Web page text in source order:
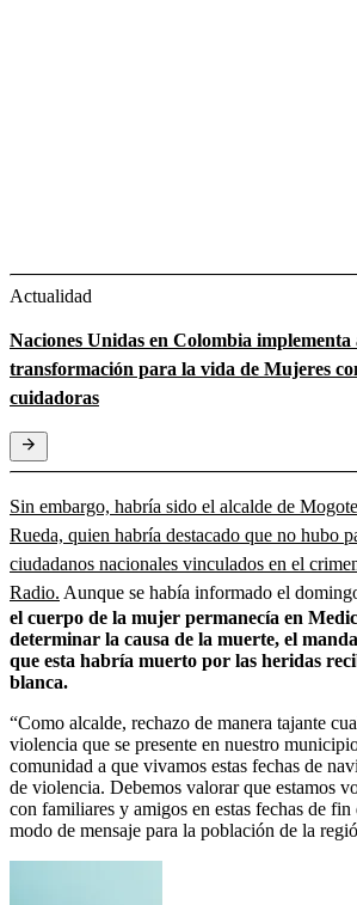
Actualidad
Naciones Unidas en Colombia implementa
transformación para la vida de Mujeres
cuidadoras
Sin embargo, habría sido el alcalde de
Rueda, quien habría destacado que no hubo
ciudadanos nacionales vinculados en el
Radio. Aunque se había informado el
el cuerpo de la mujer permanecía en
determinar la causa de la muerte, el
que esta habría muerto por las heridas
blanca.
“Como alcalde, rechazo de manera tajante
violencia que se presente en nuestro
comunidad a que vivamos estas fechas de
de violencia. Debemos valorar que estamos
con familiares y amigos en estas fechas de
modo de mensaje para la población de la